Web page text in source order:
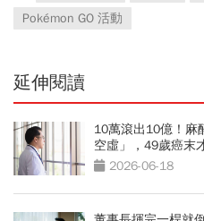
Pokémon GO 活動
延伸閱讀
10萬滾出10億！麻
空虛」，49歲癌末
悲壯活著
2026-06-18